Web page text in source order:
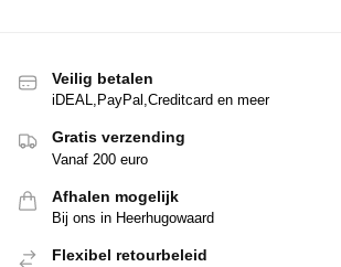
Veilig betalen
iDEAL,PayPal,Creditcard en meer
Gratis verzending
Vanaf 200 euro
Afhalen mogelijk
Bij ons in Heerhugowaard
Flexibel retourbeleid